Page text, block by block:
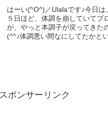
はーい(^O^)／Ulalaです♪今日は
５日ほど、体調を崩していてブ
が、やっと本調子が戻ってきた
(^^♪体調悪い間なにしてたかと
スポンサーリンク